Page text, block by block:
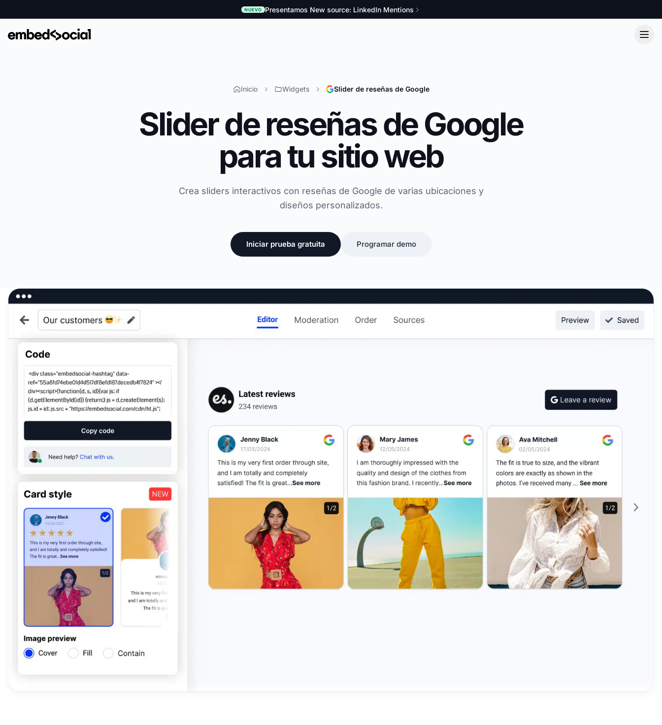
NUEVO Presentamos New source: LinkedIn Mentions
Inicio Widgets Slider de reseñas de Google
Slider de reseñas de Google
para tu sitio web
Crea sliders interactivos con reseñas de Google de varias ubicaciones y
diseños personalizados.
Iniciar prueba gratuita Programar demo